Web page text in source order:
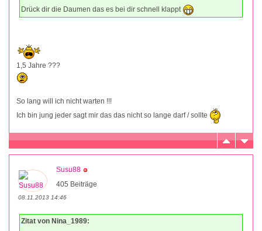
Drück dir die Daumen das es bei dir schnell klappt
1,5 Jahre ???
So lang will ich nicht warten !!!
Ich bin jung jeder sagt mir das das nicht so lange darf / sollte
Susu88
405 Beiträge
08.11.2013 14:46
Zitat von Nina_1989: